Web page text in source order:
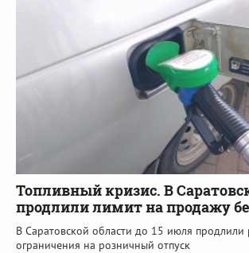
Топливный кризис. В
продлили лимит на продажу
В Саратовской области до 15 июля продлили
ограничения на розничный отпуск